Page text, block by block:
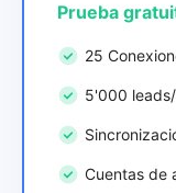
Prueba
25
5'000
Cuentas de